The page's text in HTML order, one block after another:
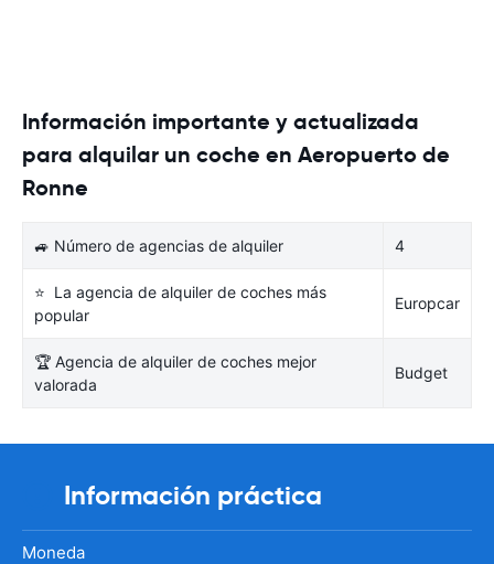
Información importante y actualizada
para alquilar un coche en Aeropuerto de
Ronne
🚙 Número de agencias de alquiler 4
⭐ La agencia de alquiler de coches más
popular
Europcar
🏆 Agencia de alquiler de coches mejor
valorada
Budget
Información práctica
Moneda